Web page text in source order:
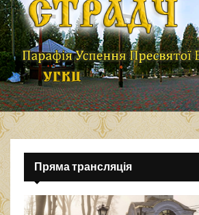
Пряма трансляція